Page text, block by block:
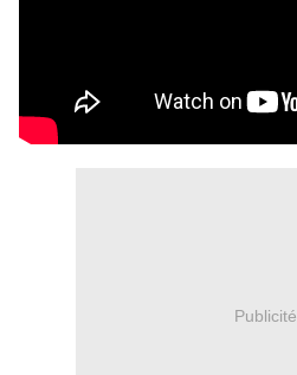
Publicité